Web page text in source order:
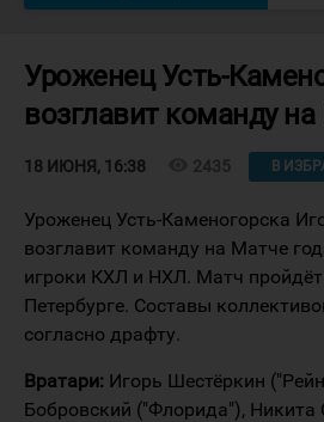
Уроженец Усть-
возглавит команду
18 ИЮНЯ, 16:38 2435 В
Уроженец Усть-Каменогорска
возглавит команду на Матче
игроки КХЛ и НХЛ. Матч
Петербурге. Составы
согласно драфту.
Вратари: Игорь Шестёркин
Бобровский ("Флорида"), Никита